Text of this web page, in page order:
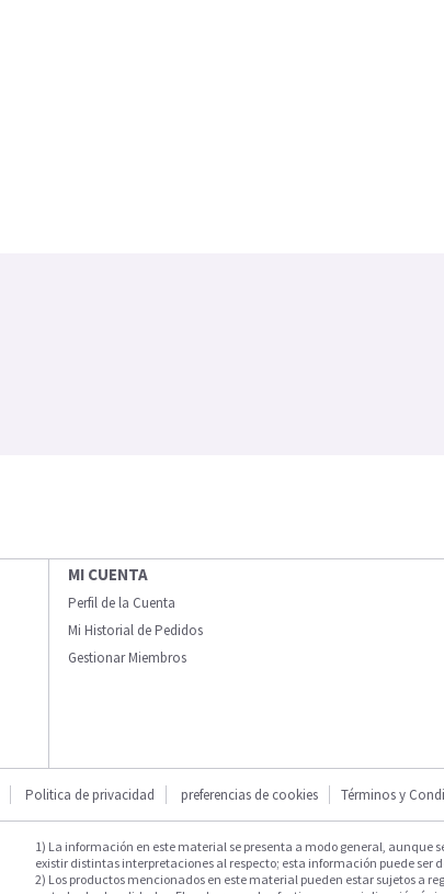
MI CUENTA
Perfil de la Cuenta
Mi Historial de Pedidos
Gestionar Miembros
Politica de privacidad preferencias de cookies Términos y
1) La información en este material se presenta a modo general, aunque
existir distintas interpretaciones al respecto; esta información puede ser
2) Los productos mencionados en este material pueden estar sujetos a